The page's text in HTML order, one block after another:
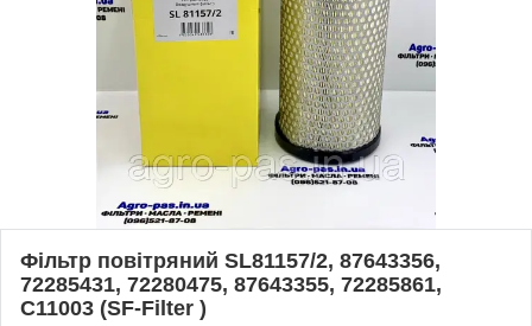
Фільтр повітряний SL81157/2, 87643356,
72285431, 72280475, 87643355, 72285861,
C11003 (SF-Filter )